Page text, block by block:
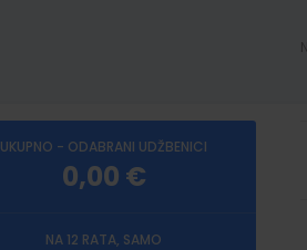
UKUPNO - ODABRANI UDŽBENICI
0,00 €
NA 12 RATA, SAMO